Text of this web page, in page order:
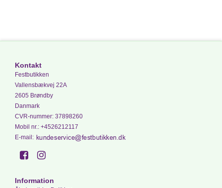
Kontakt
Festbutikken
Vallensbækvej 22A
2605 Brøndby
Danmark
CVR-nummer: 37898260
Mobil nr.: +4526212117
E-mail :
Information